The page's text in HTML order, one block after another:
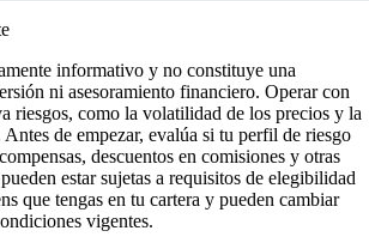
informativo y no constituye una
ni asesoramiento financiero. Operar con
riesgos, como la volatilidad de los precios y la
de empezar, evalúa si tu perfil de riesgo
descuentos en comisiones y otras
estar sujetas a requisitos de elegibilidad
que tengas en tu cartera y pueden cambiar
vigentes.